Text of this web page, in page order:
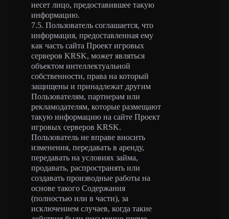
несет лицо, предоставившее такую
информацию.
7.5. Пользователь соглашается, что
информация, предоставленная ему
как часть сайта Проект игровых
серверов KRSK, может являться
объектом интеллектуальной
собственности, права на который
защищены и принадлежат другим
Пользователям, партнерам или
рекламодателям, которые размещают
такую информацию на сайте Проект
игровых серверов KRSK.
Пользователь не вправе вносить
изменения, передавать в аренду,
передавать на условиях займа,
продавать, распространять или
создавать производные работы на
основе такого Содержания
(полностью или в части), за
исключением случаев, когда такие